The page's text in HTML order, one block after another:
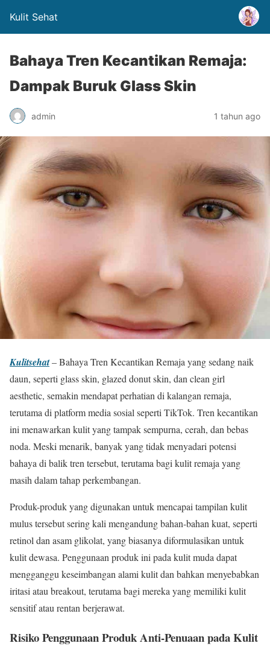
Kulit Sehat
Bahaya Tren Kecantikan Remaja:
Dampak Buruk Glass Skin
admin 1 tahun ago
Kulitsehat– Bahaya Tren Kecantikan Remaja yang sedang naik
daun, seperti glass skin, glazed donut skin, dan clean girl
aesthetic, semakin mendapat perhatian di kalangan remaja,
terutama di platform media sosial seperti TikTok. Tren kecantikan
ini menawarkan kulit yang tampak sempurna, cerah, dan bebas
noda. Meski menarik, banyak yang tidak menyadari potensi
bahaya di balik tren tersebut, terutama bagi kulit remaja yang
masih dalam tahap perkembangan.
Produk-produk yang digunakan untuk mencapai tampilan kulit
mulus tersebut sering kali mengandung bahan-bahan kuat, seperti
retinol dan asam glikolat, yang biasanya diformulasikan untuk
kulit dewasa. Penggunaan produk ini pada kulit muda dapat
mengganggu keseimbangan alami kulit dan bahkan menyebabkan
iritasi atau breakout, terutama bagi mereka yang memiliki kulit
sensitif atau rentan berjerawat.
Risiko Penggunaan Produk Anti-Penuaan pada Kulit